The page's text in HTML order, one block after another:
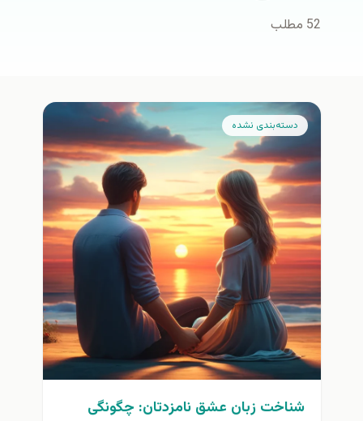
52 مطلب
دسته‌بندی نشده
شناخت زبان عشق نامزدتان: چگونگی